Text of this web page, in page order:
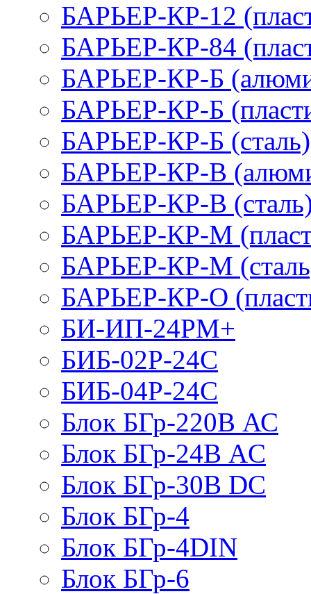
БАРЬЕР-КР-12
БАРЬЕР-КР-84
БАРЬЕР-КР-Б
БАРЬЕР-КР-Б
БАРЬЕР-КР-Б (сталь)
БАРЬЕР-КР-В
БАРЬЕР-КР-В
БАРЬЕР-КР-М
БАРЬЕР-КР-М
БАРЬЕР-КР-О
БИ-ИП-24РМ+
БИБ-02Р-24С
БИБ-04Р-24С
Блок БГр-220В АС
Блок БГр-24В AC
Блок БГр-30В DC
Блок БГр-4
Блок БГр-4DIN
Блок БГр-6